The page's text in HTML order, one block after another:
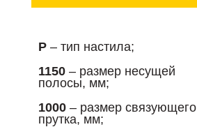
P – тип настила;
1150 – размер несущей
полосы, мм;
1000 – размер связующего
прутка, мм;